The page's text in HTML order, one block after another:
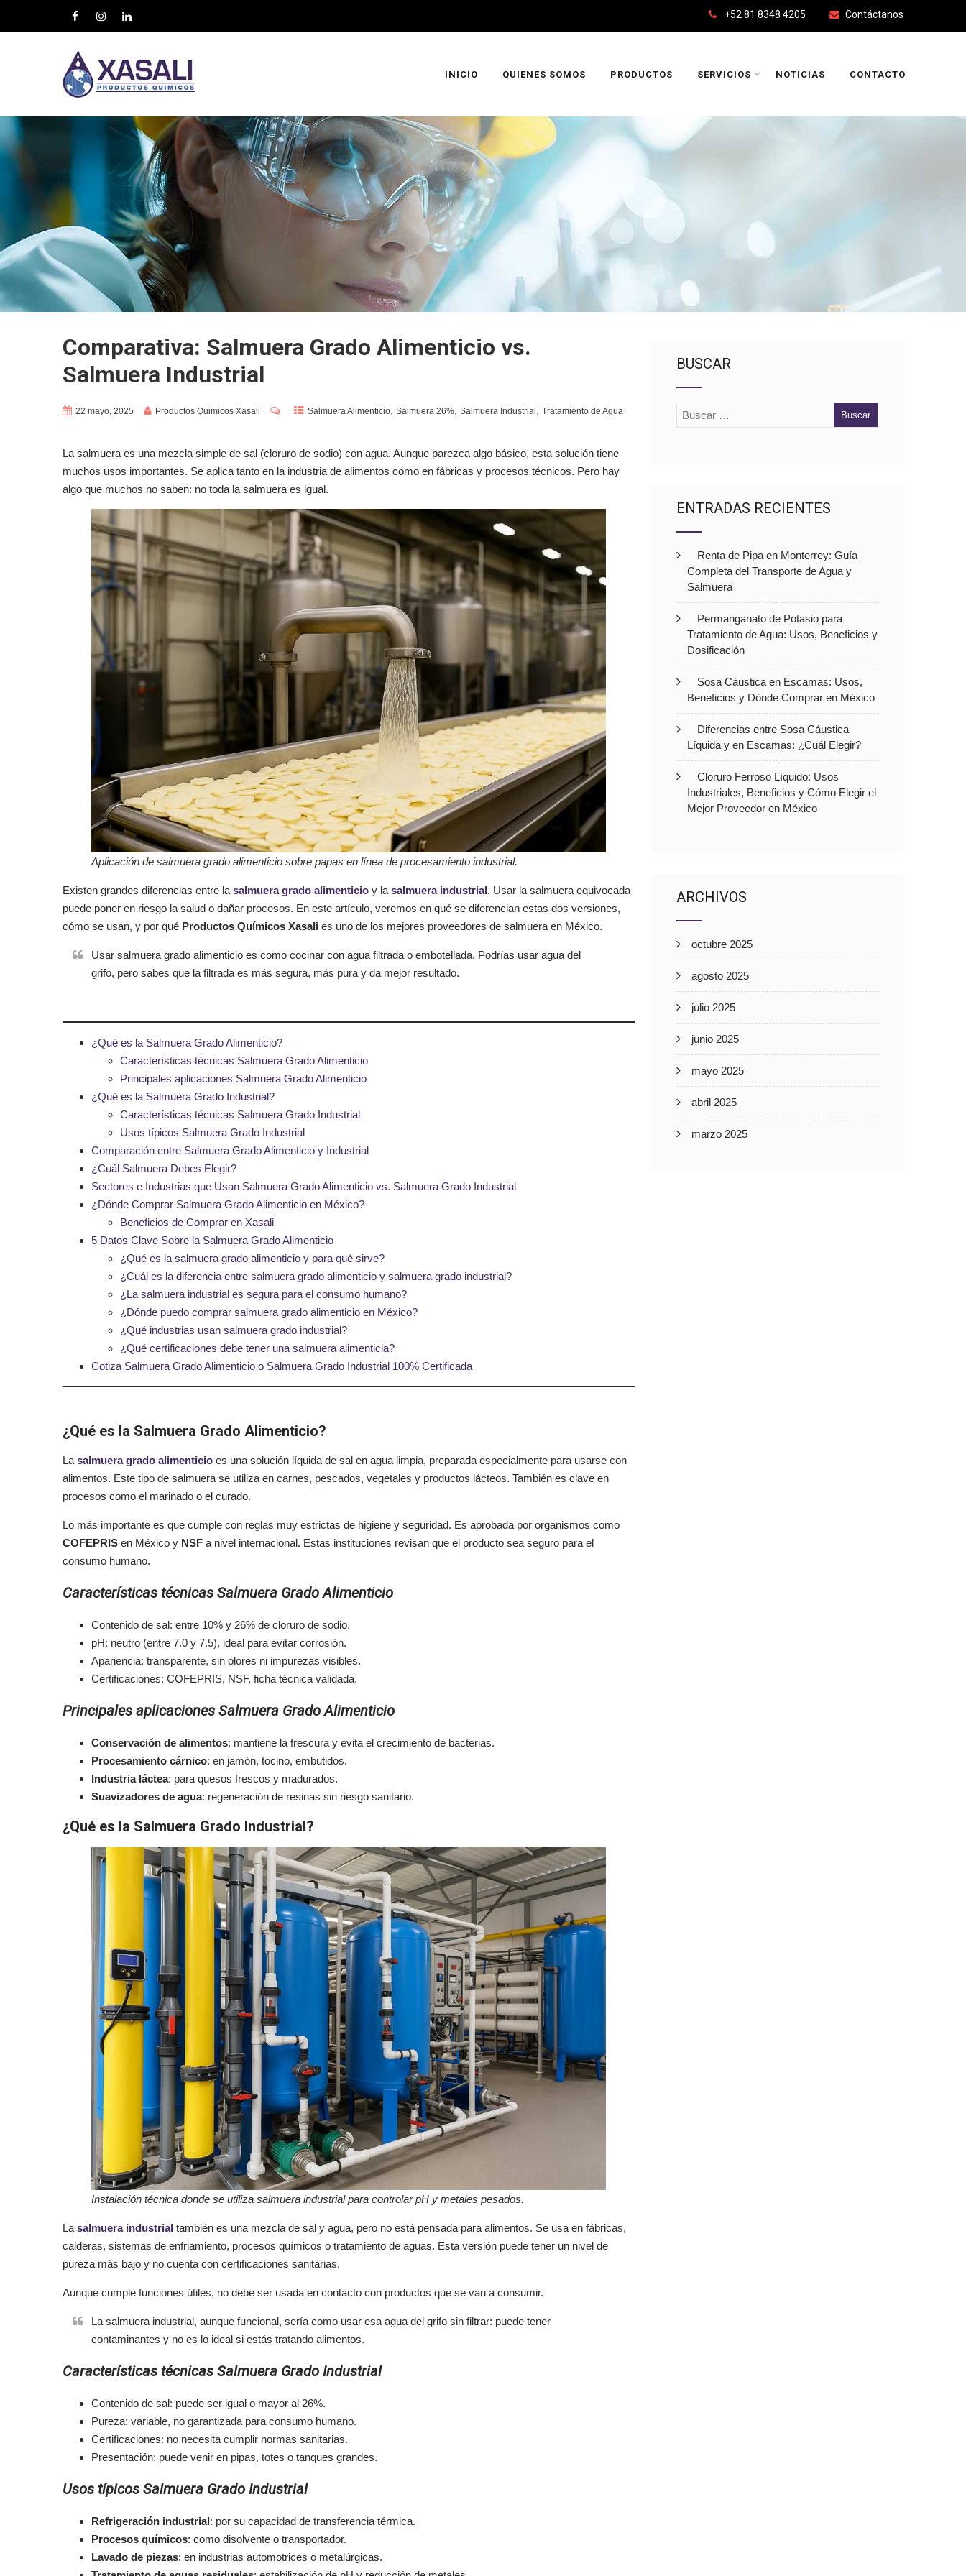
+52 81 8348 4205 Contáctanos
INICIO QUIENES SOMOS PRODUCTOS SERVICIOS NOTICIAS CONTACTO
Comparativa: Salmuera Grado Alimenticio vs.
Salmuera Industrial
22 mayo, 2025 Productos Quimicos Xasali Salmuera Alimenticio, Salmuera 26%, Salmuera Industrial , Tratamiento de Agua
La salmuera es una mezcla simple de sal (cloruro de sodio) con agua. Aunque parezca algo básico, esta solución tiene
muchos usos importantes. Se aplica tanto en la industria de alimentos como en fábricas y procesos técnicos. Pero hay
algo que muchos no saben: no toda la salmuera es igual.
Aplicación de salmuera grado alimenticio sobre papas en línea de procesamiento industrial.
Existen grandes diferencias entre la salmuera grado alimenticio y la salmuera industrial. Usar la salmuera equivocada
puede poner en riesgo la salud o dañar procesos. En este artículo, veremos en qué se diferencian estas dos versiones,
cómo se usan, y por qué Productos Químicos Xasali es uno de los mejores proveedores de salmuera en México.
Usar salmuera grado alimenticio es como cocinar con agua filtrada o embotellada. Podrías usar agua del
grifo, pero sabes que la filtrada es más segura, más pura y da mejor resultado.
¿Qué es la Salmuera Grado Alimenticio?
Características técnicas Salmuera Grado Alimenticio
Principales aplicaciones Salmuera Grado Alimenticio
¿Qué es la Salmuera Grado Industrial?
Características técnicas Salmuera Grado Industrial
Usos típicos Salmuera Grado Industrial
Comparación entre Salmuera Grado Alimenticio y Industrial
¿Cuál Salmuera Debes Elegir?
Sectores e Industrias que Usan Salmuera Grado Alimenticio vs. Salmuera Grado Industrial
¿Dónde Comprar Salmuera Grado Alimenticio en México?
Beneficios de Comprar en Xasali
5 Datos Clave Sobre la Salmuera Grado Alimenticio
¿Qué es la salmuera grado alimenticio y para qué sirve?
¿Cuál es la diferencia entre salmuera grado alimenticio y salmuera grado industrial?
¿La salmuera industrial es segura para el consumo humano?
¿Dónde puedo comprar salmuera grado alimenticio en México?
¿Qué industrias usan salmuera grado industrial?
¿Qué certificaciones debe tener una salmuera alimenticia?
Cotiza Salmuera Grado Alimenticio o Salmuera Grado Industrial 100% Certificada
¿Qué es la Salmuera Grado Alimenticio?
Lasalmuera grado alimenticio es una solución líquida de sal en agua limpia, preparada especialmente para usarse con
alimentos. Este tipo de salmuera se utiliza en carnes, pescados, vegetales y productos lácteos. También es clave en
procesos como el marinado o el curado.
Lo más importante es que cumple con reglas muy estrictas de higiene y seguridad. Es aprobada por organismos como
COFEPRIS en México y NSF a nivel internacional. Estas instituciones revisan que el producto sea seguro para el
consumo humano.
Características técnicas Salmuera Grado Alimenticio
Contenido de sal: entre 10% y 26% de cloruro de sodio.
pH: neutro (entre 7.0 y 7.5), ideal para evitar corrosión.
Apariencia: transparente, sin olores ni impurezas visibles.
Certificaciones: COFEPRIS, NSF, ficha técnica validada.
Principales aplicaciones Salmuera Grado Alimenticio
Conservación de alimentos: mantiene la frescura y evita el crecimiento de bacterias.
Procesamiento cárnico: en jamón, tocino, embutidos.
Industria láctea: para quesos frescos y madurados.
Suavizadores de agua: regeneración de resinas sin riesgo sanitario.
¿Qué es la Salmuera Grado Industrial?
Instalación técnica donde se utiliza salmuera industrial para controlar pH y metales pesados.
La salmuera industrial también es una mezcla de sal y agua, pero no está pensada para alimentos. Se usa en fábricas,
calderas, sistemas de enfriamiento, procesos químicos o tratamiento de aguas. Esta versión puede tener un nivel de
pureza más bajo y no cuenta con certificaciones sanitarias.
Aunque cumple funciones útiles, no debe ser usada en contacto con productos que se van a consumir.
La salmuera industrial, aunque funcional, sería como usar esa agua del grifo sin filtrar: puede tener
contaminantes y no es lo ideal si estás tratando alimentos.
Características técnicas Salmuera Grado Industrial
Contenido de sal: puede ser igual o mayor al 26%.
Pureza: variable, no garantizada para consumo humano.
Certificaciones: no necesita cumplir normas sanitarias.
Presentación: puede venir en pipas, totes o tanques grandes.
Usos típicos Salmuera Grado Industrial
Refrigeración industrial: por su capacidad de transferencia térmica.
Procesos químicos: como disolvente o transportador.
Lavado de piezas: en industrias automotrices o metalúrgicas.
BUSCAR
ENTRADAS RECIENTES
Renta de Pipa en Monterrey: Guía
Completa del Transporte de Agua y
Salmuera
Permanganato de Potasio para
Tratamiento de Agua: Usos, Beneficios y
Dosificación
Sosa Cáustica en Escamas: Usos,
Beneficios y Dónde Comprar en México
Diferencias entre Sosa Cáustica
Líquida y en Escamas: ¿Cuál Elegir?
Cloruro Ferroso Líquido: Usos
Industriales, Beneficios y Cómo Elegir el
Mejor Proveedor en México
ARCHIVOS
octubre 2025
agosto 2025
julio 2025
junio 2025
mayo 2025
abril 2025
marzo 2025